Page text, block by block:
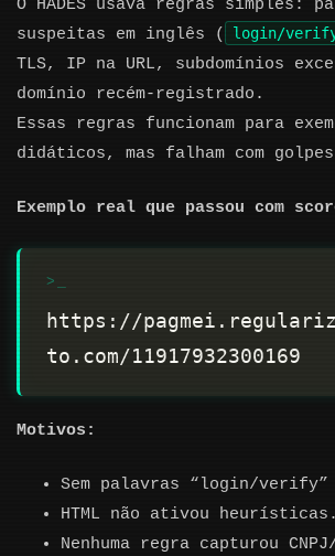
O HADES usava regras simples:
suspeitas em inglês (
login/
TLS, IP na URL, subdomínios
domínio recém-registrado.
Essas regras funcionam para
didáticos, mas falham com
Exemplo real que passou com
https://
Motivos:
Sem palavras “login/verify”
HTML não ativou heurísticas.
Nenhuma regra capturou